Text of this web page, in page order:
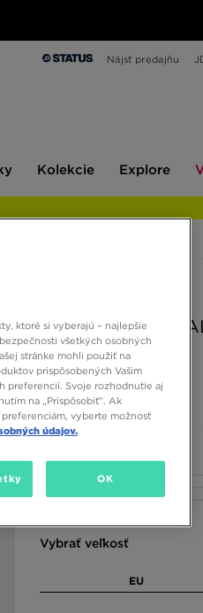
Nájsť predajňu
Kolekcie Explore
ADIDAS
52,00 €
Vybrať veľkosť
EU
ktoré si vyberajú – najlepšie
všetkých osobných
stránke mohli použiť na
prispôsobených Vašim
preferencií. Svoje rozhodnutie aj
na „Prispôsobiť”. Ak
vyberte možnosť
údajov.
OK